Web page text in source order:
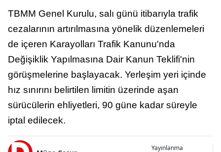
TBMM Genel Kurulu, salı günü itibarıyla trafik
cezalarının artırılmasına yönelik düzenlemeleri
de içeren Karayolları Trafik Kanunu'nda
Değişiklik Yapılmasına Dair Kanun Teklifi'nin
görüşmelerine başlayacak. Yerleşim yeri içinde
hız sınırını belirtilen limitin üzerinde aşan
sürücülerin ehliyetleri, 90 güne kadar süreyle
iptal edilecek.
Yayınlanma